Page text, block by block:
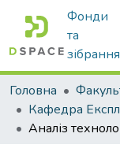
Фонди
та
зібрання
Головна